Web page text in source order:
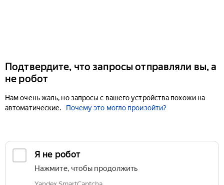
Подтвердите, что запросы отправляли вы, а
не робот
Нам очень жаль, но запросы с вашего устройства похожи на
автоматические.
Почему это могло произойти?